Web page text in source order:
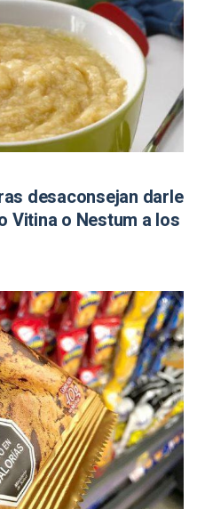
desaconsejan darle
Vitina o Nestum a los